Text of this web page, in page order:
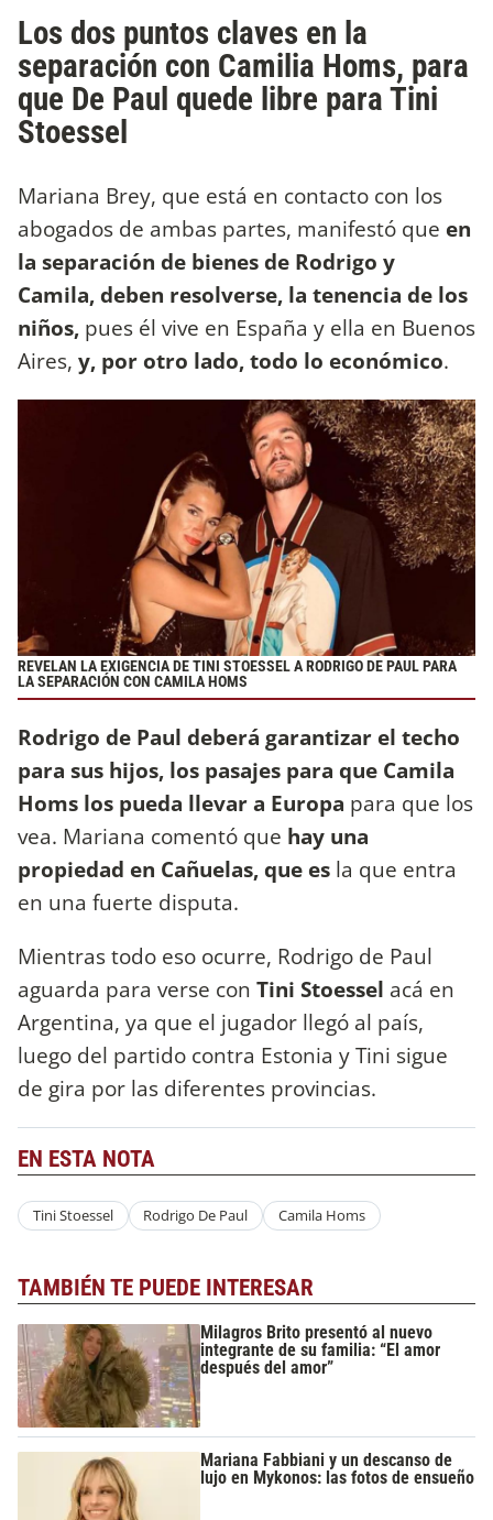
Los dos puntos claves en la
separación con Camilia Homs, para
que De Paul quede libre para Tini
Stoessel
Mariana Brey, que está en contacto con los
abogados de ambas partes, manifestó que en
la separación de bienes de Rodrigo y
Camila, deben resolverse, la tenencia de los
niños, pues él vive en España y ella en Buenos
Aires, y, por otro lado, todo lo económico.
REVELAN LA EXIGENCIA DE TINI STOESSEL A RODRIGO DE PAUL PARA
LA SEPARACIÓN CON CAMILA HOMS
Rodrigo de Paul deberá garantizar el techo
para sus hijos, los pasajes para que Camila
Homs los pueda llevar a Europa para que los
vea. Mariana comentó que hay una
propiedad en Cañuelas, que es la que entra
en una fuerte disputa.
Mientras todo eso ocurre, Rodrigo de Paul
aguarda para verse con Tini Stoessel acá en
Argentina, ya que el jugador llegó al país,
luego del partido contra Estonia y Tini sigue
de gira por las diferentes provincias.
EN ESTA NOTA
Tini Stoessel Rodrigo De Paul Camila Homs
TAMBIÉN TE PUEDE INTERESAR
Milagros Brito presentó al nuevo
integrante de su familia: “El amor
después del amor”
Mariana Fabbiani y un descanso de
lujo en Mykonos: las fotos de ensueño